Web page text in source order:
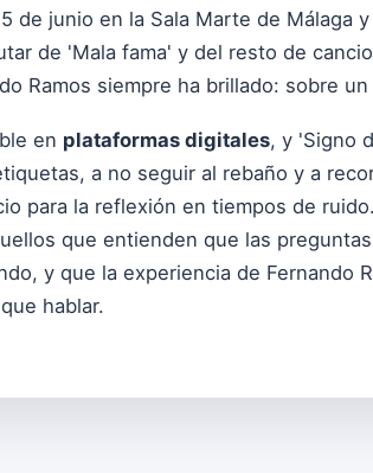
de junio en la Sala Marte de Málaga
de 'Mala fama' y del resto de
Ramos siempre ha brillado: sobre
en plataformas digitales, y 'Signo
a no seguir al rebaño y a
para la reflexión en tiempos de
que entienden que las
y que la experiencia de Fernando
hablar.